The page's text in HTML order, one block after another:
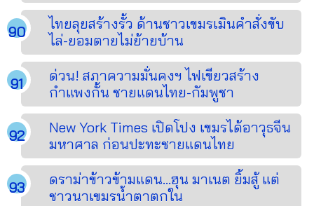
ไทยลุยสร้างรั้ว ด้านชาวเขมรเมินคำสั่งขับ
ไล่-ยอมตายไม่ย้ายบ้าน
ด่วน! สภาความมั่นคงฯ ไฟเขียวสร้าง
กำแพงกั้น ชายแดนไทย-กัมพูชา
New York Times เปิดโปง เขมรได้อาวุธจีน
มหาศาล ก่อนปะทะชายแดนไทย
ดราม่าข้าวข้ามแดน...ฮุน มาเนต ยิ้มสู้ แต่
ชาวนาเขมรน้ำตาตกใน